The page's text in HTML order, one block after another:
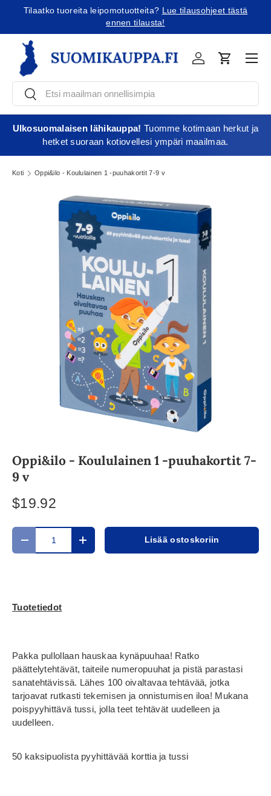
Tilaatko tuoreita leipomotuotteita? Lue tilausohjeet tästä
ennen tilausta!
EtsiEtsi
KirjauduOstoskori
Ulkosuomalaisen lähikauppa! Tuomme kotimaan herkut ja
hetket suoraan kotiovellesi ympäri maailmaa.
Koti Oppi&ilo - Koululainen 1 -puuhakortit 7-9 v
Oppi&ilo - Koululainen 1 -puuhakortit 7-
9 v
$19.92
Määrä
Translation missing: fi.cart.items.decrease_quantity
Translation missing:Lisää ostoskoriin
Tuotetiedot
Pakka pullollaan hauskaa kynäpuuhaa! Ratko
päättelytehtävät, taiteile numeropuuhat ja pistä parastasi
sanatehtävissä. Lähes 100 oivaltavaa tehtävää, jotka
tarjoavat rutkasti tekemisen ja onnistumisen iloa! Mukana
poispyyhittävä tussi, jolla teet tehtävät uudelleen ja
uudelleen.
50 kaksipuolista pyyhittävää korttia ja tussi